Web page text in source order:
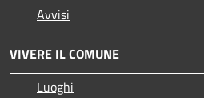
Avvisi
VIVERE IL COMUNE
Luoghi